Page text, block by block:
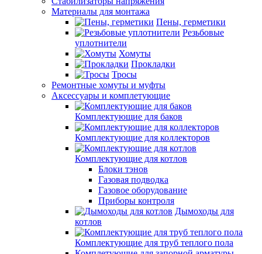
Материалы для монтажа
Пены, герметики
Резьбовые
уплотнители
Хомуты
Прокладки
Тросы
Ремонтные хомуты и муфты
Аксессуары и комплетующие
Комплектующие для баков
Комплектующие для коллекторов
Комплектующие для котлов
Блоки тэнов
Газовая подводка
Газовое оборудование
Приборы контроля
Дымоходы для
котлов
Комплектующие для труб теплого пола